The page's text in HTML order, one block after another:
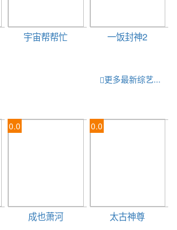
宇宙帮帮忙 一饭封神2
更多最新综艺...
0.0
成也萧河
0.0
太古神尊